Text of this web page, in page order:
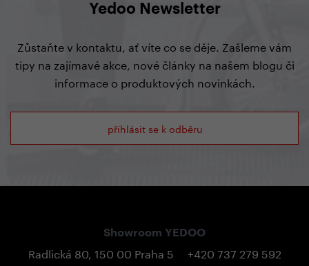
Yedoo Newsletter
Zůstaňte v kontaktu, ať víte co se děje. Zašleme vám
tipy na zajímavé akce, nové články na našem blogu či
informace o produktových novinkách.
přihlásit se k odběru
Showroom YEDOO
Radlická 80, 150 00 Praha 5
+420 737 279 592